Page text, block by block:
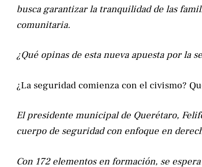
busca garantizar la tranquilidad de las
comunitaria.
¿Qué opinas de esta nueva apuesta por la
¿La seguridad comienza con el civismo?
El presidente municipal de Querétaro,
cuerpo de seguridad con enfoque en
Con 172 elementos en formación, se